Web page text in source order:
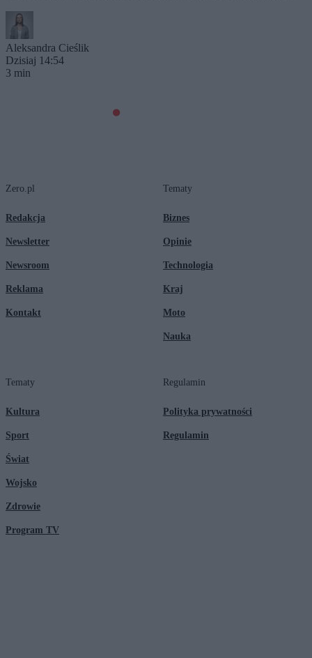
Aleksandra Cieślik
Dzisiaj 14:54
3 min
Zero.pl
Redakcja
Newsletter
Newsroom
Reklama
Kontakt
Tematy
Biznes
Opinie
Technologia
Kraj
Moto
Nauka
Tematy
Kultura
Sport
Świat
Wojsko
Zdrowie
Program TV
Regulamin
Polityka prywatności
Regulamin